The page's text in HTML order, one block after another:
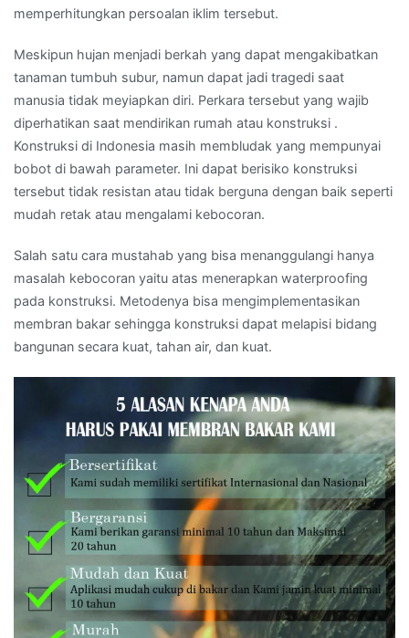
memperhitungkan persoalan iklim tersebut.
Meskipun hujan menjadi berkah yang dapat mengakibatkan
tanaman tumbuh subur, namun dapat jadi tragedi saat
manusia tidak meyiapkan diri. Perkara tersebut yang wajib
diperhatikan saat mendirikan rumah atau konstruksi .
Konstruksi di Indonesia masih membludak yang mempunyai
bobot di bawah parameter. Ini dapat berisiko konstruksi
tersebut tidak resistan atau tidak berguna dengan baik seperti
mudah retak atau mengalami kebocoran.
Salah satu cara mustahab yang bisa menanggulangi hanya
masalah kebocoran yaitu atas menerapkan waterproofing
pada konstruksi. Metodenya bisa mengimplementasikan
membran bakar sehingga konstruksi dapat melapisi bidang
bangunan secara kuat, tahan air, dan kuat.